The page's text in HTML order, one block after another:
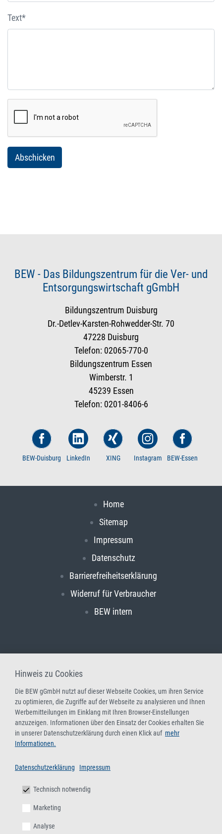
Text*
BEW - Das Bildungszentrum für die Ver- und
Entsorgungswirtschaft gGmbH
Bildungszentrum Duisburg
Dr.-Detlev-Karsten-Rohwedder-Str. 70
47228 Duisburg
Telefon: 02065-770-0
Bildungszentrum Essen
Wimberstr. 1
45239 Essen
Telefon: 0201-8406-6
BEW-Duisburg LinkedIn XING Instagram BEW-Essen
Home
Sitemap
Impressum
Datenschutz
Barrierefreiheitserklärung
Widerruf für Verbraucher
BEW intern
Hinweis zu Cookies
Die BEW gGmbH nutzt auf dieser Webseite Cookies, um ihren Service
zu optimieren, die Zugriffe auf der Webseite zu analysieren und Ihnen
Werbemitteilungen im Einklang mit Ihren Browser-Einstellungen
anzuzeigen. Informationen über den Einsatz der Cookies erhalten Sie
in unserer Datenschutzerklärung durch einen Klick auf mehr
Informationen.
Datenschutzerklärung Impressum
Technisch notwendig
Marketing
Analyse